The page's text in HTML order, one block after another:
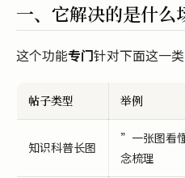
一、它解决的是什么
这个功能专门针对下面这一类
帖子类型 举例
知识科普长图
”一张图看
念梳理